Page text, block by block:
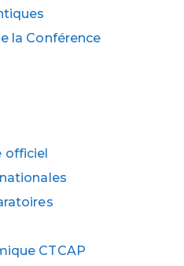
la Conférence
officiel
CTCAP